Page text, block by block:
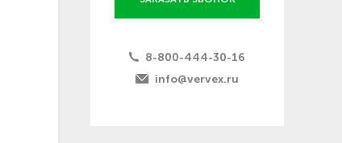
8-800-444-30-16
info@vervex.ru